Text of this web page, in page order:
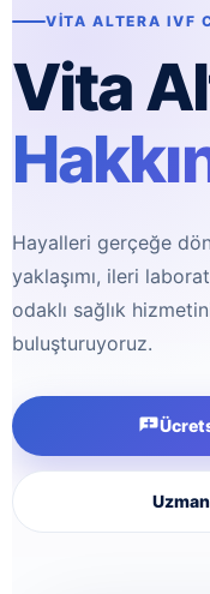
VITA ALTERA IVF
Vita
Hayalleri gerçeğe
yaklaşımı, ileri
odaklı sağlık
buluşturuyoruz.